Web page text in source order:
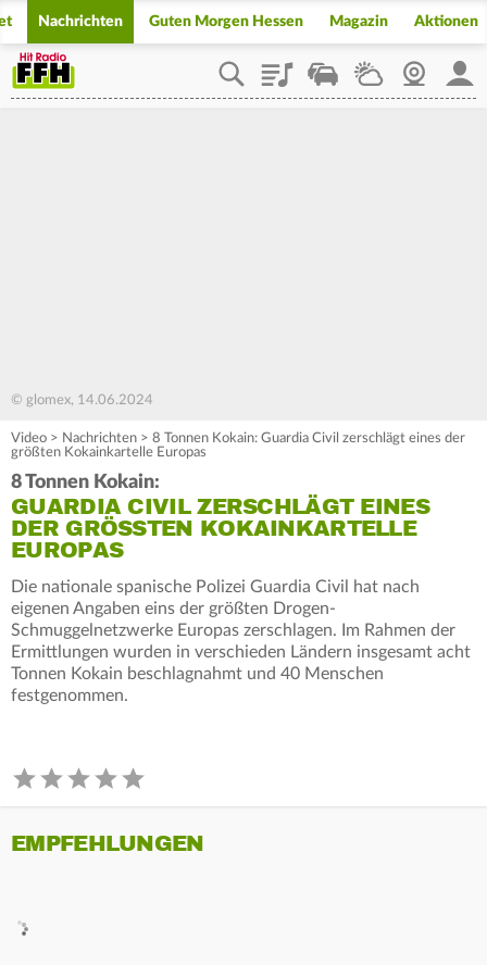
Nachrichten Guten Morgen Hessen Magazin Aktionen
PlaylistStaupilotWetterWebcam
© glomex, 14.06.2024
Video > Nachrichten > 8 Tonnen Kokain: Guardia Civil zerschlägt eines der
größten Kokainkartelle Europas
8 Tonnen Kokain:
GUARDIA CIVIL ZERSCHLÄGT EINES
DER GRÖSSTEN KOKAINKARTELLE E
UROPAS
Die nationale spanische Polizei Guardia Civil hat nach
eigenen Angaben eins der größten Drogen-
Schmuggelnetzwerke Europas zerschlagen. Im Rahmen der
Ermittlungen wurden in verschieden Ländern insgesamt acht
Tonnen Kokain beschlagnahmt und 40 Menschen
festgenommen.
EMPFEHLUNGEN